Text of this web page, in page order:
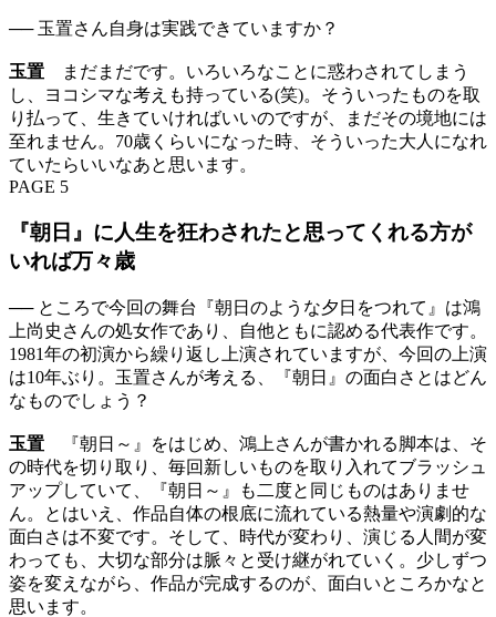
── 玉置さん自身は実践できていますか？
玉置 まだまだです。いろいろなことに惑わされてしまう
し、ヨコシマな考えも持っている(笑)。そういったものを取
り払って、生きていければいいのですが、まだその境地には
至れません。70歳くらいになった時、そういった大人になれ
ていたらいいなあと思います。
PAGE 5
『朝日』に人生を狂わされたと思ってくれる方が
いれば万々歳
── ところで今回の舞台『朝日のような夕日をつれて』は鴻
上尚史さんの処女作であり、自他ともに認める代表作です。
1981年の初演から繰り返し上演されていますが、今回の上演
は10年ぶり。玉置さんが考える、『朝日』の面白さとはどん
なものでしょう？
玉置 『朝日～』をはじめ、鴻上さんが書かれる脚本は、そ
の時代を切り取り、毎回新しいものを取り入れてブラッシュ
アップしていて、『朝日～』も二度と同じものはありませ
ん。とはいえ、作品自体の根底に流れている熱量や演劇的な
面白さは不変です。そして、時代が変わり、演じる人間が変
わっても、大切な部分は脈々と受け継がれていく。少しずつ
姿を変えながら、作品が完成するのが、面白いところかなと
思います。